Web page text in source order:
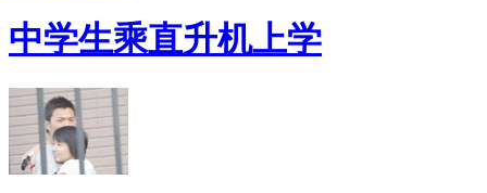
中学生乘直升机上学